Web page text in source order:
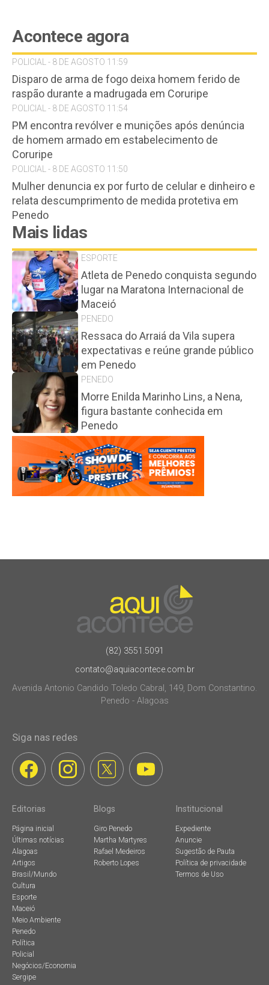
Acontece agora
POLICIAL - 8 DE AGOSTO 11:59
Disparo de arma de fogo deixa homem ferido de
raspão durante a madrugada em Coruripe
POLICIAL - 8 DE AGOSTO 11:54
PM encontra revólver e munições após denúncia
de homem armado em estabelecimento de
Coruripe
POLICIAL - 8 DE AGOSTO 11:50
Mulher denuncia ex por furto de celular e dinheiro e
relata descumprimento de medida protetiva em
Penedo
Mais lidas
ESPORTE
Atleta de Penedo conquista segundo
lugar na Maratona Internacional de
Maceió
PENEDO
Ressaca do Arraiá da Vila supera
expectativas e reúne grande público
em Penedo
PENEDO
Morre Enilda Marinho Lins, a Nena,
figura bastante conhecida em
Penedo
(82) 3551.5091
contato@aquiacontece.com.br
Avenida Antonio Candido Toledo Cabral, 149, Dom Constantino.
Penedo - Alagoas
Siga nas redes
Editorias
Página inicial
Últimas notícias
Alagoas
Artigos
Brasil/Mundo
Cultura
Esporte
Maceió
Meio Ambiente
Penedo
Política
Policial
Negócios/Economia
Sergipe
Blogs
Giro Penedo
Martha Martyres
Rafael Medeiros
Roberto Lopes
Institucional
Expediente
Anuncie
Sugestão de Pauta
Política de privacidade
Termos de Uso